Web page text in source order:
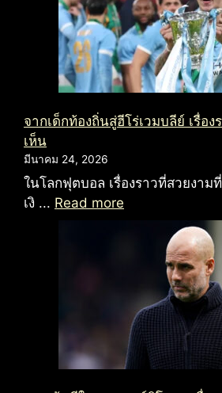
จากเด็กท้องถิ่นสู่ฮีโร่เวมบลีย์ เรื่อ
เห็น
มีนาคม 24, 2026
ในโลกฟุตบอล เรื่องราวที่สวยงาม
เงิ ... Read more